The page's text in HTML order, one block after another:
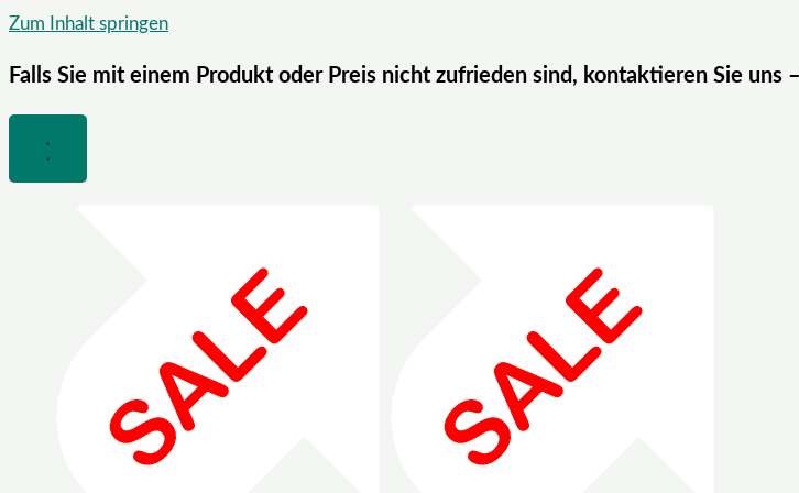
Zum Inhalt springen
Falls Sie mit einem Produkt oder Preis nicht zufrieden sind, kontaktieren Sie uns